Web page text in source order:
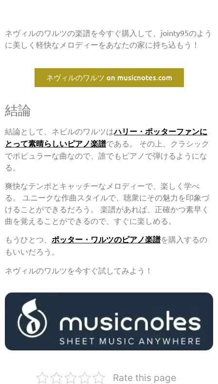
ネヴィルのワルツの楽譜を今すぐ購入して、jointy95のよう
に美しく軽快なメロディーをあなたの家に持ち込もう！
ネヴィルのワルツ on musicnotes.com
結論
結論として、ネビルのワルツはハリー・ポッターファンに
とって素晴らしいピアノ楽譜である。 その上、クラシック
でポピュラーな曲なので、誰でもピアノで弾けるようにな
る。
爽快なテンポとキャッチーなメロディーで、楽しく学べ
る。 ユニークな作曲スタイルで、聴衆にその魅力を印象づ
けることができるだろう。 楽譜があれば、正確かつ素早く
曲を覚えることができるので、すぐに楽しめる。
もうひとつ、 ポッター・ワルツのピアノ楽譜を購入するの
もいいだろう。
ネヴィルのワルツを今すぐ試してみよう！
Rate this page